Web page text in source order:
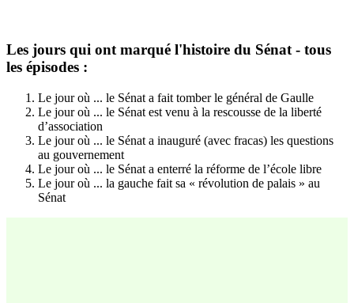
Les jours qui ont marqué l'histoire du Sénat - tous
les épisodes :
Le jour où ... le Sénat a fait tomber le général de Gaulle
Le jour où ... le Sénat est venu à la rescousse de la liberté
d’association
Le jour où ... le Sénat a inauguré (avec fracas) les questions
au gouvernement
Le jour où ... le Sénat a enterré la réforme de l’école libre
Le jour où ... la gauche fait sa « révolution de palais » au
Sénat